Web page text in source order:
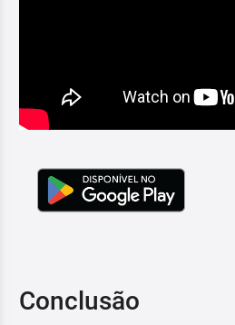
Conclusão